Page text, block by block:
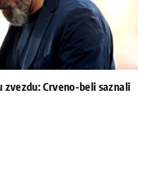
zvezdu: Crveno-beli saznali